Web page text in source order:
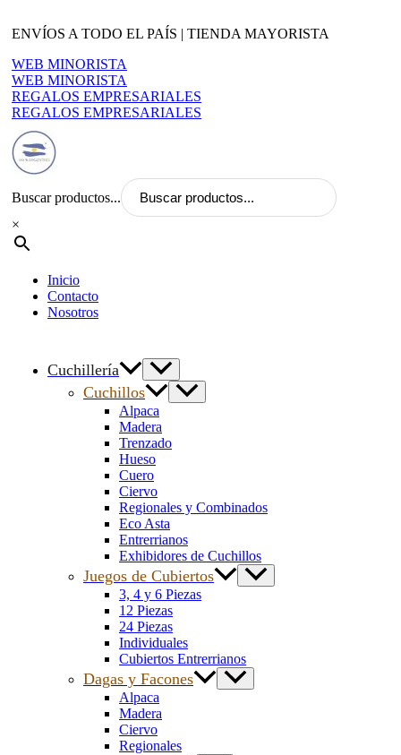
al
ENVÍOS A TODO EL PAÍS | TIENDA MAYORISTA
WEB MINORISTA
WEB MINORISTA
REGALOS EMPRESARIALES
REGALOS EMPRESARIALES
Buscar productos...
×
Inicio
Contacto
Nosotros
Cuchillería
Cuchillos
Alpaca
Madera
Trenzado
Hueso
Cuero
Ciervo
Regionales y Combinados
Eco Asta
Entrerrianos
Exhibidores de Cuchillos
Juegos de Cubiertos
3, 4 y 6 Piezas
12 Piezas
24 Piezas
Individuales
Cubiertos Entrerrianos
Dagas y Facones
Alpaca
Madera
Ciervo
Regionales